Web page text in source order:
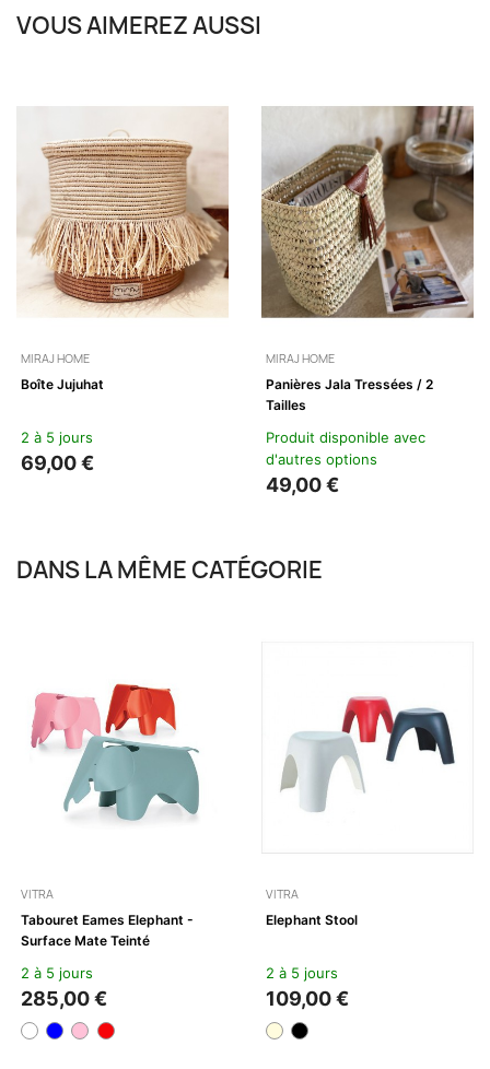
VOUS AIMEREZ AUSSI
MIRAJ HOME
Boîte Jujuhat
2 à 5 jours
69,00 €
MIRAJ HOME
Panières Jala Tressées / 2
Tailles
Produit disponible avec
d'autres options
49,00 €
DANS LA MÊME CATÉGORIE
VITRA
Tabouret Eames Elephant -
Surface Mate Teinté
2 à 5 jours
285,00 €
VITRA
Elephant Stool
2 à 5 jours
109,00 €